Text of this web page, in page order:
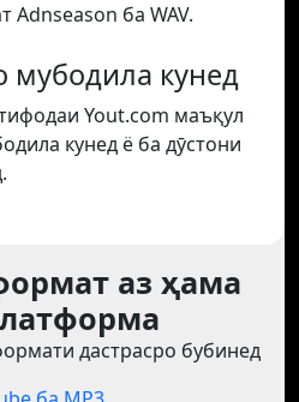
Adnseason ба WAV.
мубодила кунед
Yout.com маъқул
кунед ё ба дӯстони
аз ҳама
дастрасро бубинед